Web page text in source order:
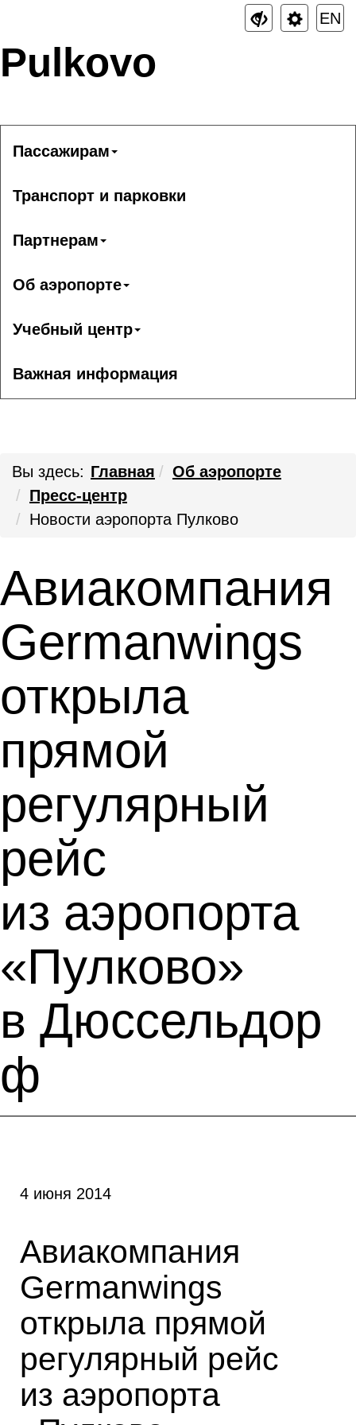
EN
Pulkovo
Пассажирам
Транспорт и парковки
Партнерам
Об аэропорте
Учебный центр
Важная информация
Вы здесь: Главная
Об аэропорте
Пресс-центр
Новости аэропорта Пулково
Авиакомпания
Germanwings
открыла
прямой
регулярный
рейс
из аэропорта
«Пулково»
в Дюссельдор
ф
4 июня 2014
Авиакомпания
Germanwings
открыла прямой
регулярный рейс
из аэропорта